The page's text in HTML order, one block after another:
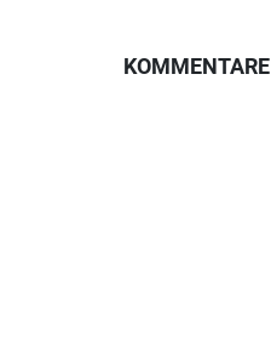
KOMMENTARE